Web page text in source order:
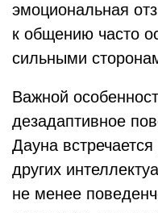
эмоциональная
к общению часто
сильными
Важной
дезадаптивное
Дауна
других
не менее